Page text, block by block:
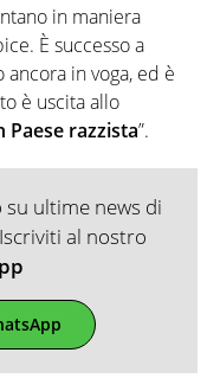
in maniera
È successo a
in voga, ed è
è uscita allo
Paese razzista”.
ultime news di
al nostro